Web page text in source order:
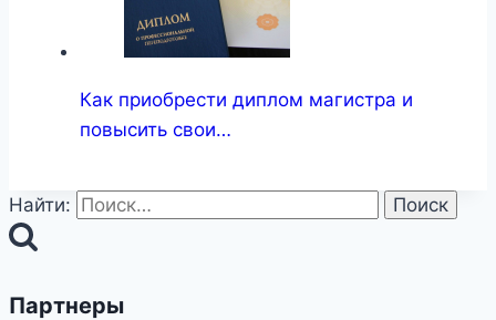
Как приобрести диплом магистра и
повысить свои…
Найти:
Партнеры